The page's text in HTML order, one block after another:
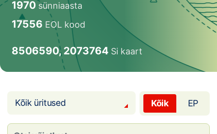
Orienteerujale
Eesti Orienteerumine 100!
Toetamine
1970sünniaasta
17556 EOL kood
8506590, 2073764 Si kaart
Kõik üritused Kõik EP